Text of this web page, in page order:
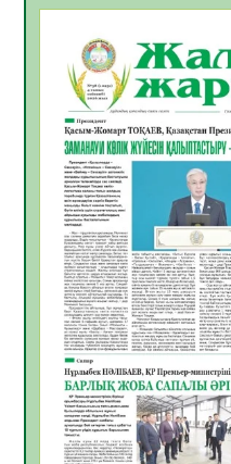
Тоқаевтың Абай
10.08.2026
«Жастар және заң
облыстық
10.08.2026
Өңірде «Кең дала-
80 шаруашылық
09.08.2026
Жер ресурстары
09.08.2026
Ел игілігі үшін
құрылысшыларға
08.08.2026
ҚЫЗЫЛОРДАДА